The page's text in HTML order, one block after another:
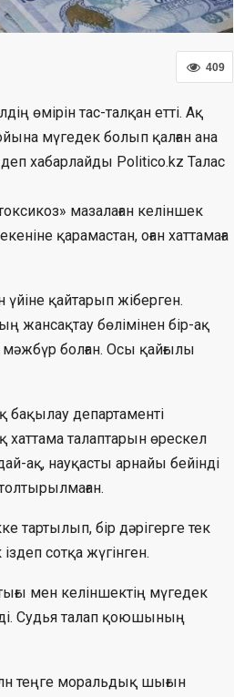
409
өмірін тас-талқан етті. Ақ
мүгедек болып қалған ана
хабарлайды Politico.kz Талас
мазалаған келіншек
қарамастан, оған хаттамаға
үйіне қайтарып жіберген.
жансақтау бөлімінен бір-ақ
мәжбүр болған. Осы қайғылы
департаменті
талаптарын өрескел
ақ, науқасты арнайы бейінді
тартылып, бір дәрігерге тек
іздеп сотқа жүгінген.
мен келіншектің мүгедек
Судья талап қоюшының
теңге моральдық шығын